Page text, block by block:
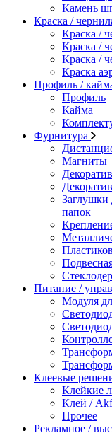
Камень
Краска /
Краска /
Краска /
Краска /
Краска
Профиль /
Профиль
Кайма
Фурнитура
Магниты
Заглушки
папок
Питание /
Модуля
Клеевые
Клейкие
Клей /
Прочее
Рекламное /